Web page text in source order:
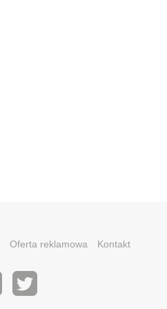
Oferta reklamowa Kontakt